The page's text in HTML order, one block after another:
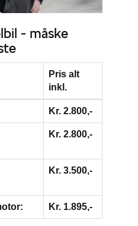
- måske
Pris alt
inkl.
Kr. 2.800,-
Kr. 2.800,-
Kr. 3.500,-
Kr. 1.895,-